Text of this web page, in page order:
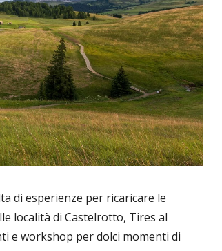
di esperienze per ricaricare le
località di Castelrotto, Tires al
e workshop per dolci momenti di